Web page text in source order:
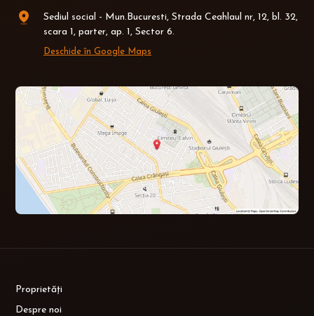
Sediul social - Mun.Bucuresti, Strada Ceahlaul nr, 12, bl. 32,
scara 1, parter, ap. 1, Sector 6.
Deschide în Google Maps
Proprietăți
Despre noi